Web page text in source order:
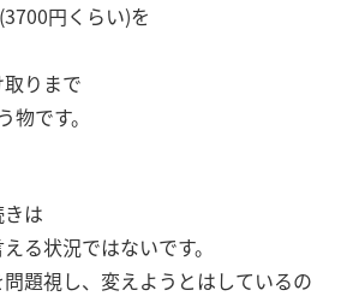
円くらい)を
りまで
です。
は
る状況ではないです。
問題視し、変えようとはしているの